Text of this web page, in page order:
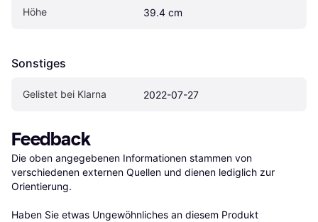
Höhe 39.4 cm
Sonstiges
Gelistet bei Klarna 2022-07-27
Feedback
Die oben angegebenen Informationen stammen von
verschiedenen externen Quellen und dienen lediglich zur
Orientierung.
Haben Sie etwas Ungewöhnliches an diesem Produkt